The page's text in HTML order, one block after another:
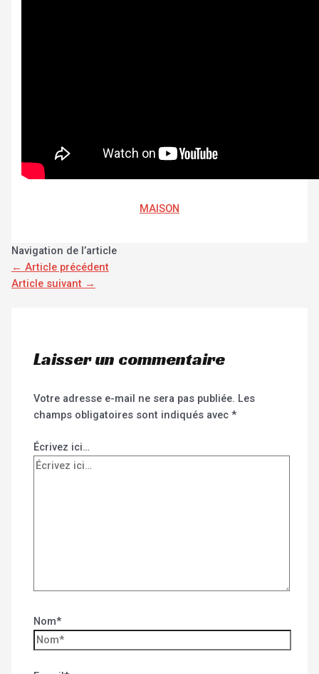
MAISON
Navigation de l’article
← Article précédent
Article suivant →
Laisser un commentaire
Votre adresse e-mail ne sera pas publiée. Les
champs obligatoires sont indiqués avec*
Écrivez ici…
Nom*